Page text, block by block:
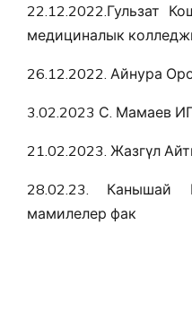
22.12.2022.Гульзат
медициналык
26.12.2022. Айнура
3.02.2023 С. Мамаев
21.02.2023. Жазгүл
28.02.23. Канышай
мамилелер фак